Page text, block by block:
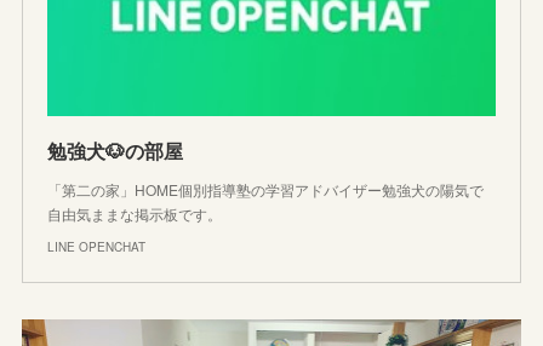
勉強犬🐶の部屋
「第二の家」HOME個別指導塾の学習アドバイザー勉強犬の陽気で
自由気ままな掲示板です。
LINE OPENCHAT